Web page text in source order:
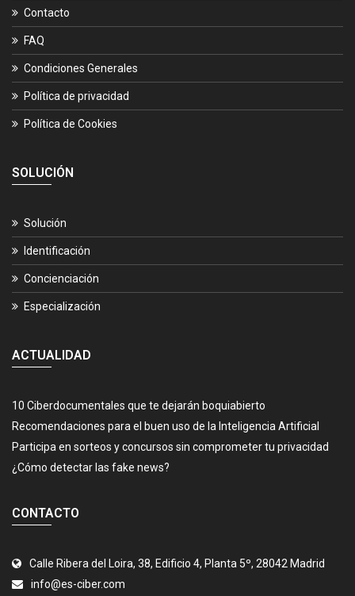
Contacto
FAQ
Condiciones Generales
Política de privacidad
Política de Cookies
SOLUCIÓN
Solución
Identificación
Concienciación
Especialización
ACTUALIDAD
10 Ciberdocumentales que te dejarán boquiabierto
Recomendaciones para el buen uso de la Inteligencia Artificial
Participa en sorteos y concursos sin comprometer tu privacidad
¿Cómo detectar las fake news?
CONTACTO
Calle Ribera del Loira, 38, Edificio 4, Planta 5º, 28042 Madrid
info@es-ciber.com